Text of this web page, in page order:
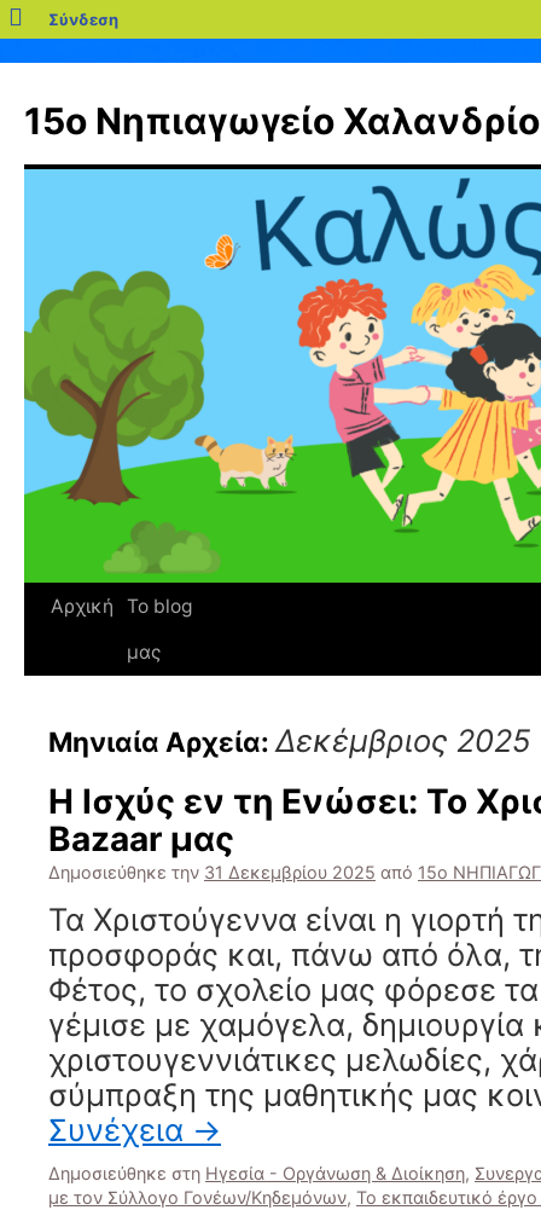
blogs.sch.gr
Σύνδεση
περιεχόμενο
15ο Νηπιαγωγείο
Αρχική
Το blog
μας
Μηνιαία Αρχεία: Δεκέμβριος 2025
Η Ισχύς εν τη Ενώσει: Το
Bazaar μας
Δημοσιεύθηκε την 31 Δεκεμβρίου 2025 από 15ο
Τα Χριστούγεννα είναι η γιορτή
προσφοράς και, πάνω από όλα,
Φέτος, το σχολείο μας φόρεσε τα
γέμισε με χαμόγελα, δημιουργία
χριστουγεννιάτικες μελωδίες,
σύμπραξη της μαθητικής μας
Συνέχεια →
Δημοσιεύθηκε στη Ηγεσία - Οργάνωση & Διοίκηση,
με τον Σύλλογο Γονέων/Κηδεμόνων, Το εκπαιδευτικό